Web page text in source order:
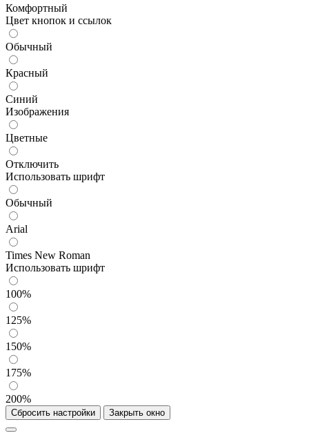
Комфортный
Цвет кнопок и ссылок
Обычный
Красный
Синий
Изображения
Цветные
Отключить
Использовать шрифт
Обычный
Arial
Times New Roman
Использовать шрифт
100%
125%
150%
175%
200%
Сбросить настройки Закрыть окно